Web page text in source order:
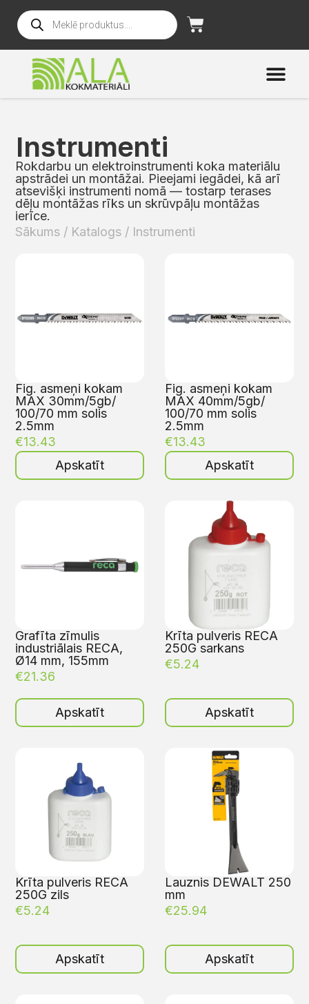
Instrumenti
Rokdarbu un elektroinstrumenti koka materiālu
apstrādei un montāžai. Pieejami iegādei, kā arī
atsevišķi instrumenti nomā — tostarp terases
dēļu montāžas rīks un skrūvpāļu montāžas
ierīce.
Sākums / Katalogs / Instrumenti
Fig. asmeņi kokam
MAX 30mm/5gb/
100/70 mm solis
2.5mm
€13.43
Apskatīt
Fig. asmeņi kokam
MAX 40mm/5gb/
100/70 mm solis
2.5mm
€13.43
Apskatīt
Grafīta zīmulis
industriālais RECA,
Ø14 mm, 155mm
€21.36
Apskatīt
Krīta pulveris RECA
250G sarkans
€5.24
Apskatīt
Krīta pulveris RECA
250G zils
€5.24
Apskatīt
Lauznis DEWALT 250
mm
€25.94
Apskatīt